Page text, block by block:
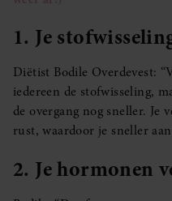
1. Je
Diëtist Bodile Overdevest:
iedereen de stofwisseling,
de overgang nog sneller.
rust, waardoor je sneller
2. Je hormonen